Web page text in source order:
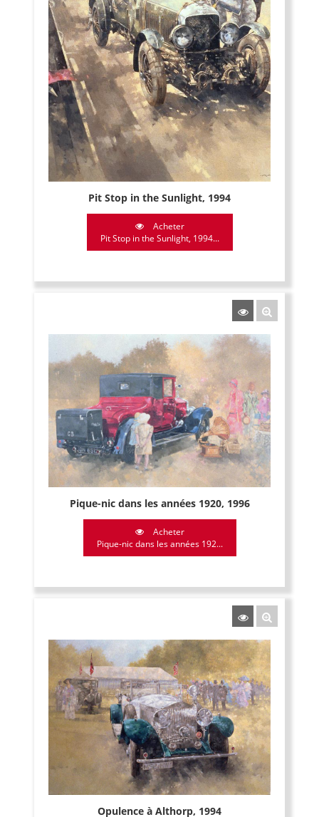
Pit Stop in the Sunlight, 1994
Acheter
Pit Stop in the Sunlight, 1994...
Pique-nic dans les années 1920, 1996
Acheter
Pique-nic dans les années 192...
Opulence à Althorp, 1994